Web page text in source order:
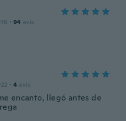
· 94 avis
· 4 avis
encanto, llegó antes de